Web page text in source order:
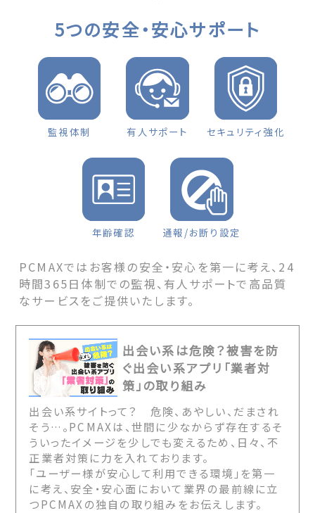
5つの安全・安心サポート
監視体制 有人サポート セキュリティ強化
年齢確認 通報/お断り設定
PCMAXではお客様の安全・安心を第一に考え、24
時間365日体制での監視、有人サポートで高品質
なサービスをご提供いたします。
出会い系は危険？被害を防
ぐ出会い系アプリ「業者対
策」の取り組み
出会い系サイトって？ 危険、あやしい、だまされ
そう…。PCMAXは、世間に少なからず存在するそ
ういったイメージを少しでも変えるため、日々、不
正業者対策に力を入れております。
「ユーザー様が安心して利用できる環境」を第一
に考え、安全・安心面において業界の最前線に立
つPCMAXの独自の取り組みをお伝えします。